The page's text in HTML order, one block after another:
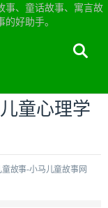
事、童话故事、寓言故
好助手。
童心理学
童故事-小马儿童故事网